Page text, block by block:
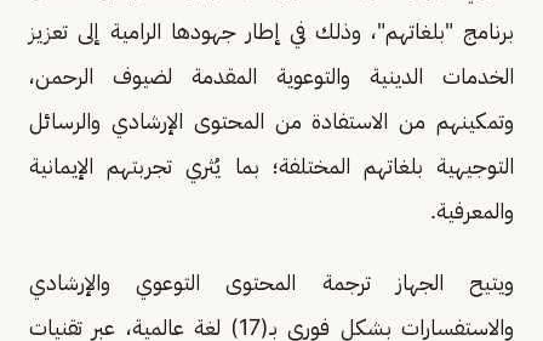
برنامج "بلغاتهم"، وذلك في إطار جهودها الرامية إلى تعزيز
الخدمات الدينية والتوعوية المقدمة لضيوف الرحمن،
وتمكينهم من الاستفادة من المحتوى الإرشادي والرسائل
التوجيهية بلغاتهم المختلفة؛ بما يُثري تجربتهم الإيمانية
والمعرفية.
ويتيح الجهاز ترجمة المحتوى التوعوي والإرشادي
والاستفسارات بشكل فوري بـ(17) لغة عالمية، عبر تقنيات